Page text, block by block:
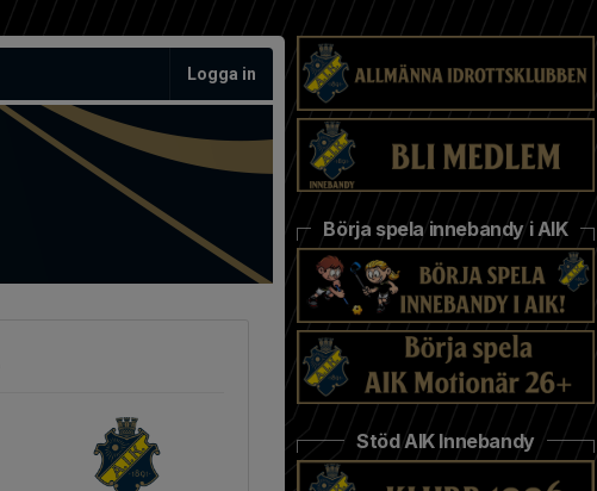
Logga in
Börja spela innebandy i AIK
Stöd AIK Innebandy